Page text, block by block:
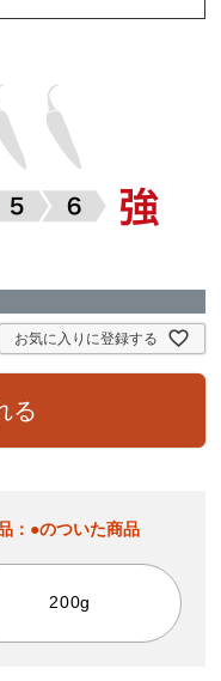
お気に入りに登録する
る
：●のついた商品
200g